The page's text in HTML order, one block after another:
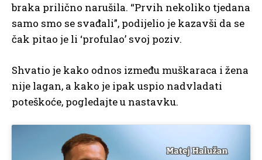
braka prilično narušila. “Prvih nekoliko tjedana
samo smo se svađali”, podijelio je kazavši da se
čak pitao je li ‘profulao’ svoj poziv.
Shvatio je kako odnos između muškaraca i žena
nije lagan, a kako je ipak uspio nadvladati
poteškoće, pogledajte u nastavku.